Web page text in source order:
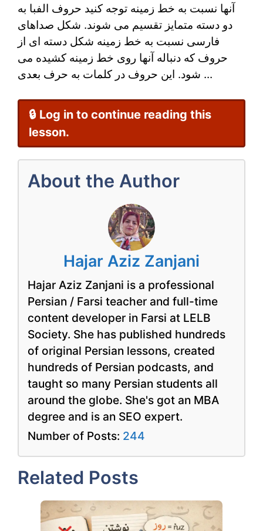
آموزش
به
غیر
فارسی
زبان
آنها نسبت به خط زمینه توجه کنید حروف الفبا به
دو دسته متمایز تقسیم می شوند. شکل صداهای
فارسی نسبت به خط زمینه شکل دسته ای از
حروف که دنباله آنها روی خط زمینه کشیده می
شود. این حروف در کلمات به حرف بعدی ...
🔒 Log in to continue reading this
lesson.
About the Author
Hajar Aziz Zanjani
Hajar Aziz Zanjani is a professional
Persian / Farsi teacher and full-time
content developer in Farsi at LELB
Society. She has published hundreds
of original Persian lessons, created
hundreds of Persian podcasts, and
taught so many Persian students all
around the globe. She's got an MBA
degree and is an SEO expert.
Number of Posts: 244
Related Posts